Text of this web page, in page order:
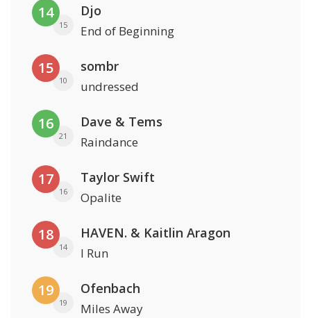
14
15
Djo
End of Beginning
15
10
sombr
undressed
16
21
Dave & Tems
Raindance
17
16
Taylor Swift
Opalite
18
14
HAVEN. & Kaitlin Aragon
I Run
19
19
Ofenbach
Miles Away